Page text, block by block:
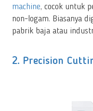
machine, cocok untuk
non-logam. Biasanya
pabrik baja atau
2. Precision